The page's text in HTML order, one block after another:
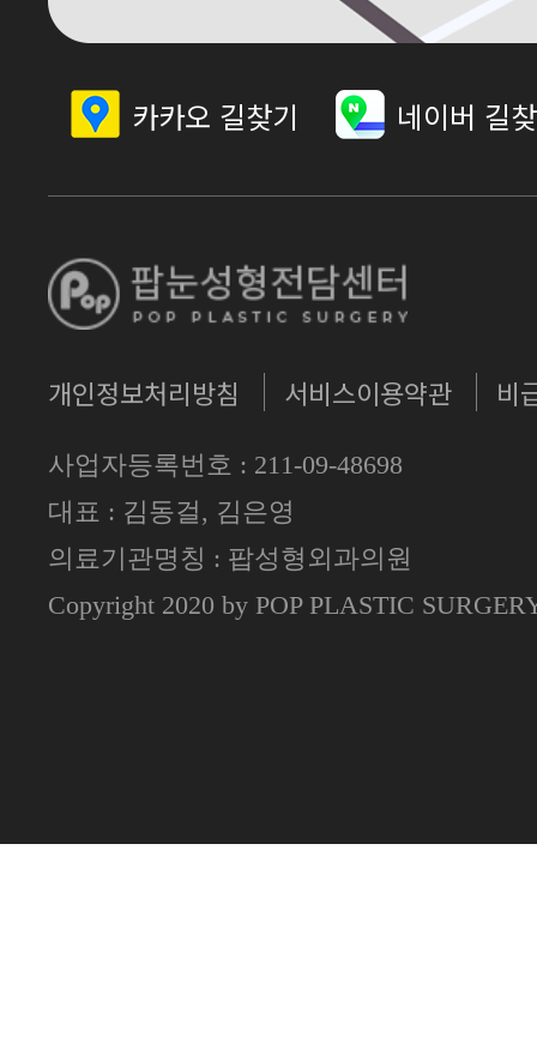
카카오 길찾기 네이버 길
개인정보처리방침 서비스이용약관 비
사업자등록번호 : 211-09-48698
대표 : 김동걸, 김은영
의료기관명칭 : 팝성형외과의원
Copyright 2020 by POP PLASTIC